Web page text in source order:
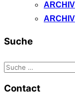
Suche
Suchen
nach:
Contact